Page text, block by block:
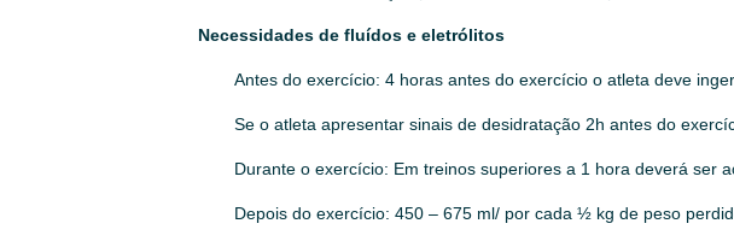
Necessidades de fluídos e eletrólitos
Antes do exercício:4 horas antes do exercício o atleta deve
Se o atleta apresentar sinais de desidratação 2h antes do
Durante o exercício: Em treinos superiores a 1 hora deverá ser
Depois do exercício:450 – 675 ml/ por cada ½ kg de peso